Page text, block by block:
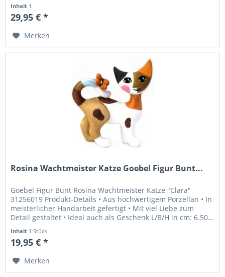
Inhalt 1
29,95 € *
Merken
Rosina Wachtmeister Katze Goebel Figur Bunt...
Goebel Figur Bunt Rosina Wachtmeister Katze "Clara"
31256019 Produkt-Details • Aus hochwertigem Porzellan • In
meisterlicher Handarbeit gefertigt • Mit viel Liebe zum
Detail gestaltet • Ideal auch als Geschenk L/B/H in cm: 6.50...
Inhalt 1 Stück
19,95 € *
Merken